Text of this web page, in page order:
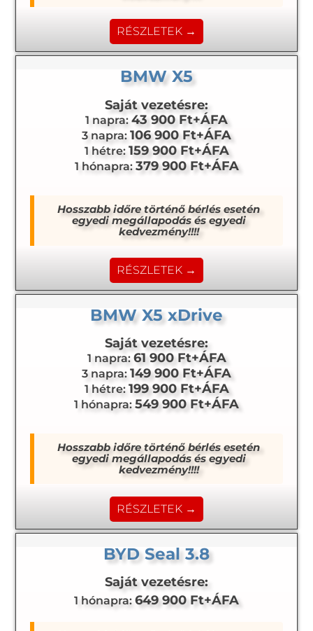
RÉSZLETEK →
BMW X5
Saját vezetésre:
1 napra: 43 900 Ft+ÁFA
3 napra: 106 900 Ft+ÁFA
1 hétre: 159 900 Ft+ÁFA
1 hónapra: 379 900 Ft+ÁFA
Hosszabb időre történő bérlés esetén
egyedi megállapodás és egyedi
kedvezmény!!!!
RÉSZLETEK →
BMW X5 xDrive
Saját vezetésre:
1 napra: 61 900 Ft+ÁFA
3 napra: 149 900 Ft+ÁFA
1 hétre: 199 900 Ft+ÁFA
1 hónapra: 549 900 Ft+ÁFA
Hosszabb időre történő bérlés esetén
egyedi megállapodás és egyedi
kedvezmény!!!!
RÉSZLETEK →
BYD Seal 3.8
Saját vezetésre:
1 hónapra: 649 900 Ft+ÁFA